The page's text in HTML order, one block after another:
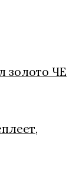
золото ЧЕ